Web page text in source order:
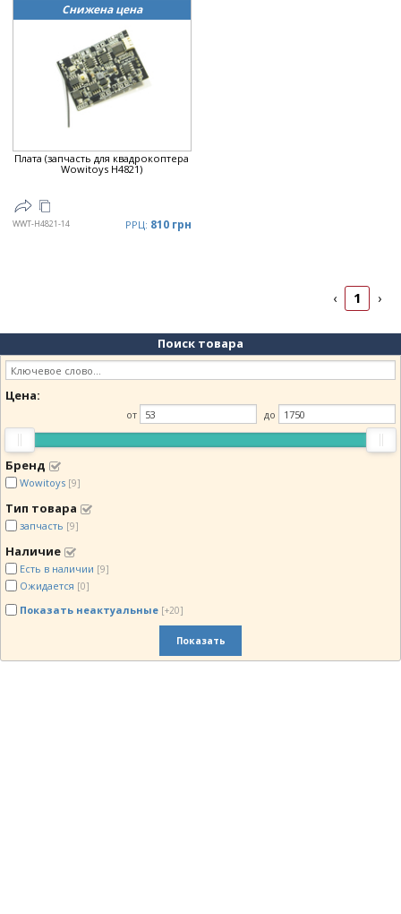
Снижена цена
Плата (запчасть для квадрокоптера
Wowitoys H4821)
WWT-H4821-14 РРЦ: 810 грн
‹ 1 ›
Поиск товара
Цена:
от до
Бренд
Wowitoys [9]
Тип товара
запчасть [9]
Наличие
Есть в наличии [9]
Ожидается [0]
Показать неактуальные [+20]
Показать